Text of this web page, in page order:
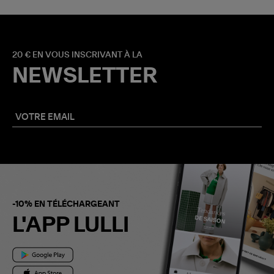
20 € EN VOUS INSCRIVANT À LA
NEWSLETTER
-10% EN TÉLÉCHARGEANT
L'APP LULLI